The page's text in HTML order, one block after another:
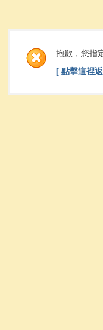
抱歉，您指
[ 點擊這裡